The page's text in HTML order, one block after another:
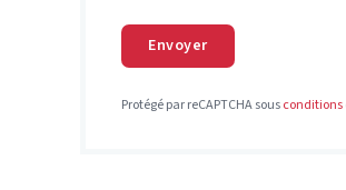
Envoyer
Protégé par reCAPTCHA sousconditions